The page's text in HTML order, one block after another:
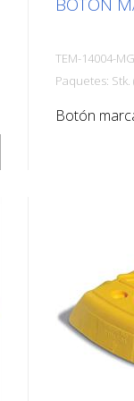
TEM-14004-MG
Paquetes: Stk.
Botón
Peso 0,12
Sin